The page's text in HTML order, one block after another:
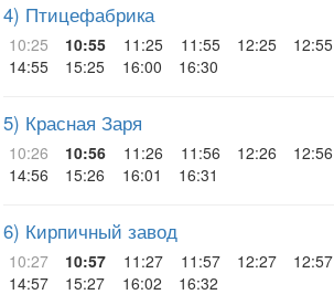
4) Птицефабрика
10:25 10:55 11:25 11:55 12:25 12:55
14:55
15:25 16:00 16:30
5) Красная Заря
10:26 10:56 11:26 11:56 12:26 12:56
14:56
15:26 16:01 16:31
6) Кирпичный завод
10:27 10:57 11:27 11:57 12:27 12:57
14:57
15:27 16:02 16:32